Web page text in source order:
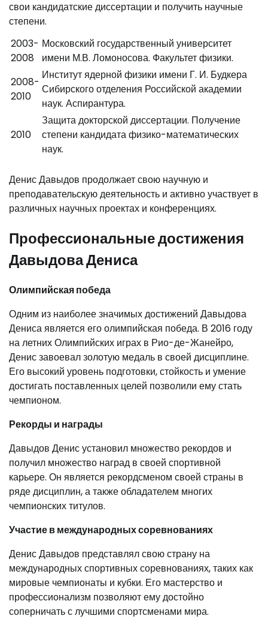
свои кандидатские диссертации и получить научные
степени.
2003-
2008
Московский государственный университет
имени М.В. Ломоносова. Факультет физики.
2008-
2010
Институт ядерной физики имени Г. И. Будкера
Сибирского отделения Российской академии
наук. Аспирантура.
2010
Защита докторской диссертации. Получение
степени кандидата физико-математических
наук.
Денис Давыдов продолжает свою научную и
преподавательскую деятельность и активно участвует в
различных научных проектах и конференциях.
Профессиональные достижения
Давыдова Дениса
Олимпийская победа
Одним из наиболее значимых достижений Давыдова
Дениса является его олимпийская победа. В 2016 году
на летних Олимпийских играх в Рио-де-Жанейро,
Денис завоевал золотую медаль в своей дисциплине.
Его высокий уровень подготовки, стойкость и умение
достигать поставленных целей позволили ему стать
чемпионом.
Рекорды и награды
Давыдов Денис установил множество рекордов и
получил множество наград в своей спортивной
карьере. Он является рекордсменом своей страны в
ряде дисциплин, а также обладателем многих
чемпионских титулов.
Участие в международных соревнованиях
Денис Давыдов представлял свою страну на
международных спортивных соревнованиях, таких как
мировые чемпионаты и кубки. Его мастерство и
профессионализм позволяют ему достойно
соперничать с лучшими спортсменами мира.